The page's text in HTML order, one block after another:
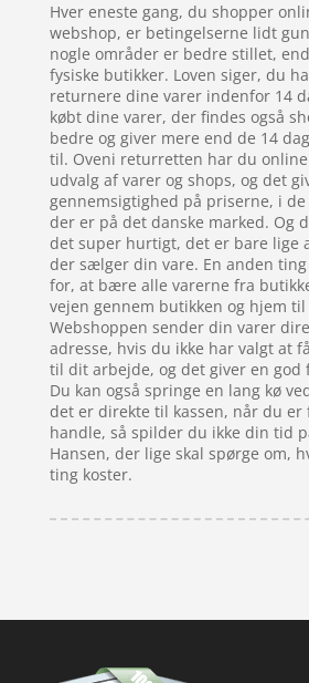
Hver eneste gang, du shopper
webshop, er betingelserne lidt
nogle områder er bedre stillet,
fysiske butikker. Loven siger, du
returnere dine varer indenfor 14
købt dine varer, der findes også
bedre og giver mere end de 14
til. Oveni returretten har du
udvalg af varer og shops, og det
gennemsigtighed på priserne, i
der er på det danske marked. Og
det super hurtigt, det er bare lige
der sælger din vare. En anden
for, at bære alle varerne fra
vejen gennem butikken og hjem til
Webshoppen sender din varer
adresse, hvis du ikke har valgt at
til dit arbejde, og det giver en god
Du kan også springe en lang kø
det er direkte til kassen, når du
handle, så spilder du ikke din tid
Hansen, der lige skal spørge om,
ting koster.